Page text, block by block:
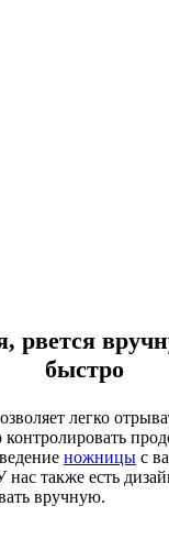
рвется
быстро
легко
ножницы с
нас также есть
вручную.